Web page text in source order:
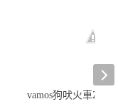
vamos狗吠火車2.22-